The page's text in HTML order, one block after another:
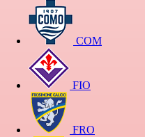
COM
FIO
FRO